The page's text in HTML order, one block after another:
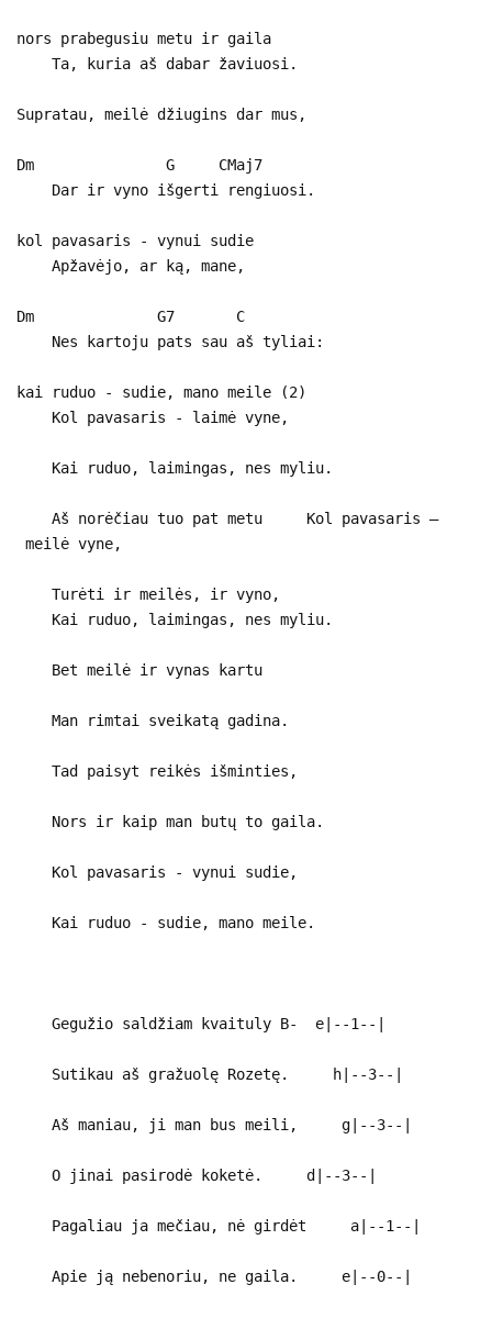
nors prabegusiu metu ir gaila
Ta, kuria aš dabar žaviuosi.
Supratau, meilė džiugins dar mus,
Dm G CMaj7
Dar ir vyno išgerti rengiuosi.
kol pavasaris - vynui sudie
Apžavėjo, ar ką, mane,
Dm G7 C
Nes kartoju pats sau aš tyliai:
kai ruduo - sudie, mano meile (2)
Kol pavasaris - laimė vyne,
Kai ruduo, laimingas, nes myliu.
Aš norėčiau tuo pat metu Kol pavasaris –
meilė vyne,
Turėti ir meilės, ir vyno,
Kai ruduo, laimingas, nes myliu.
Bet meilė ir vynas kartu
Man rimtai sveikatą gadina.
Tad paisyt reikės išminties,
Nors ir kaip man butų to gaila.
Kol pavasaris - vynui sudie,
Kai ruduo - sudie, mano meile.
Gegužio saldžiam kvaituly B- e|--1--|
Sutikau aš gražuolę Rozetę. h|--3--|
Aš maniau, ji man bus meili, g|--3--|
O jinai pasirodė koketė. d|--3--|
Pagaliau ja mečiau, nė girdėt a|--1--|
Apie ją nebenoriu, ne gaila. e|--0--|